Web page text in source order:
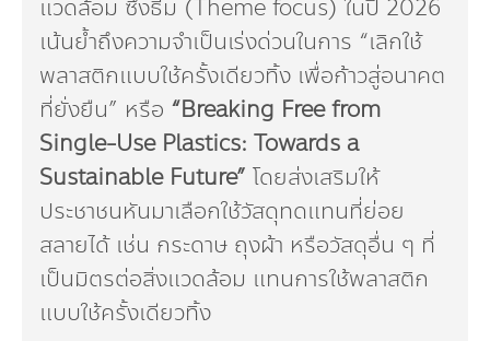
แวดล้อม ซึ่งธีม (Theme focus) ในปี 2026
เน้นย้ำถึงความจำเป็นเร่งด่วนในการ “เลิกใช้
พลาสติกแบบใช้ครั้งเดียวทิ้ง เพื่อก้าวสู่อนาคต
ที่ยั่งยืน” หรือ “Breaking Free from
Single-Use Plastics: Towards a
Sustainable Future” โดยส่งเสริมให้
ประชาชนหันมาเลือกใช้วัสดุทดแทนที่ย่อย
สลายได้ เช่น กระดาษ ถุงผ้า หรือวัสดุอื่น ๆ ที่
เป็นมิตรต่อสิ่งแวดล้อม แทนการใช้พลาสติก
แบบใช้ครั้งเดียวทิ้ง